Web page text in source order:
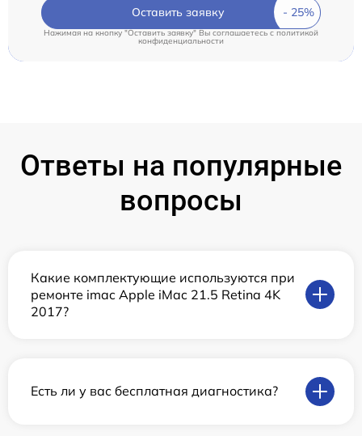
Оставить заявку
Нажимая на кнопку "Оставить заявку" Вы соглашаетесь cполитикой
конфиденциальности
Ответы на популярные
вопросы
Какие комплектующие используются при
ремонте imac Apple iMac 21.5 Retina 4K
2017?
Есть ли у вас бесплатная диагностика?